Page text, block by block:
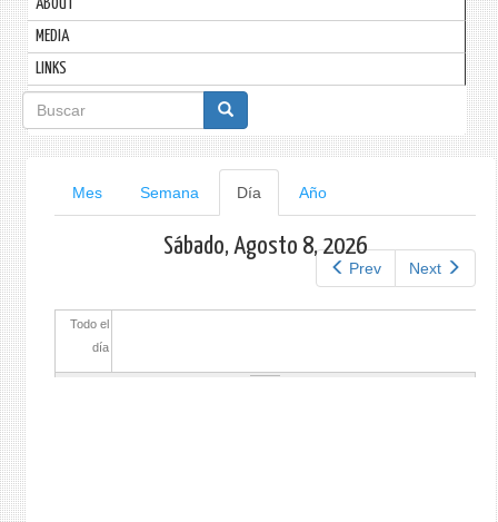
ABOUT
MEDIA
LINKS
Formulario
de
búsqueda
Solapas
principales
Mes Semana Día (solapa
activa)
Año
Prev Next
Sábado, Agosto 8, 2026
Todo el
día